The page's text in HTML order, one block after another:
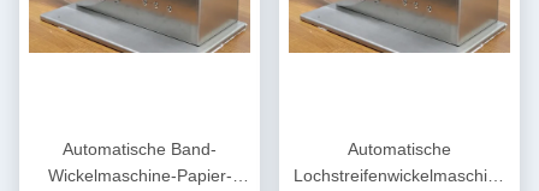
Automatische Band-
Wickelmaschine-Papier-
Automatische
Lochstreifenwickelmaschine